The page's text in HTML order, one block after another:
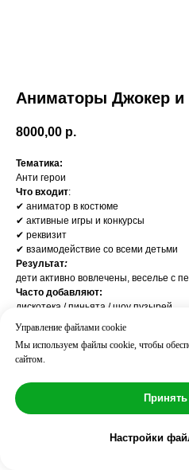
Аниматоры Джокер и
8000,00 р.
Тематика:
Анти герои
Что входит:
✔ аниматор в костюме
✔ активные игры и конкурсы
✔ реквизит
✔ взаимодействие со всеми детьми
Результат:
дети активно вовлечены, веселье с
Часто добавляют:
дискотека / пиньята / шоу пузырей
Возраст: 3+
Длительность: ⏱ 60 мин
Количество детей: до 10
Управление файлами cookie
Мы используем файлы cookie, чтобы
сайтом.
Настройки